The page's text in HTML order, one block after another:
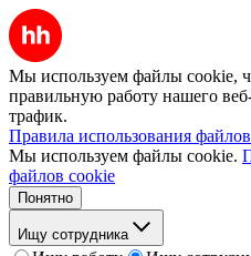
Мы используем файлы cookie,
правильную работу нашего
трафик.
Правила использования
Мы используем файлы cookie.
файлов cookie
Понятно
Ищу сотрудника